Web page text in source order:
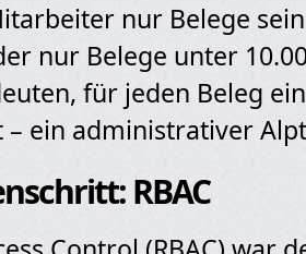
nur Belege
nur Belege unter
für jeden Beleg
ein administrativer
RBAC